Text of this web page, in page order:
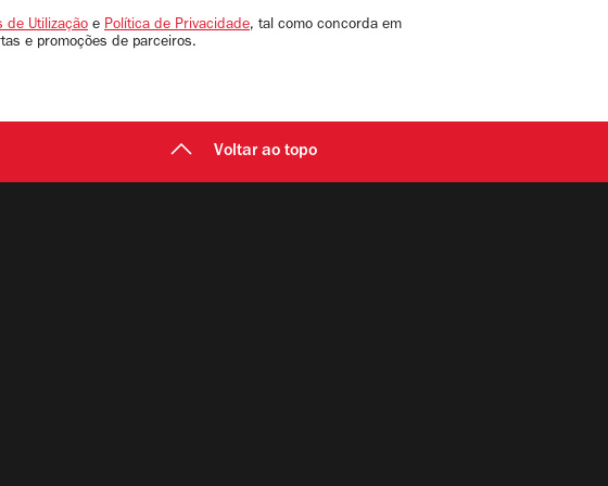
de Utilização e Política de Privacidade, tal como concorda em
e promoções de parceiros.
Voltar ao topo